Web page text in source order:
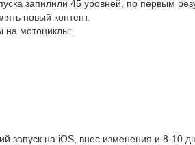
запилили 45 уровней, по первым
новый контент.
на мотоциклы:
запуск на iOS, внес изменения и 8-10